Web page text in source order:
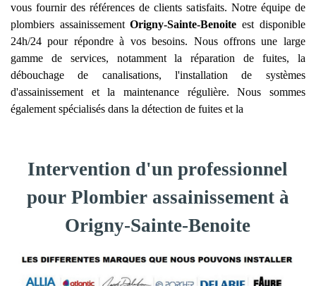
vous fournir des références de clients satisfaits. Notre équipe de
plombiers assainissementOrigny-Sainte-Benoite est disponible
24h/24 pour répondre à vos besoins. Nous offrons une large
gamme de services, notamment la réparation de fuites, la
débouchage de canalisations, l'installation de systèmes
d'assainissement et la maintenance régulière. Nous sommes
également spécialisés dans la détection de fuites et la
Intervention d'un professionnel
pour Plombier assainissement à
Origny-Sainte-Benoite